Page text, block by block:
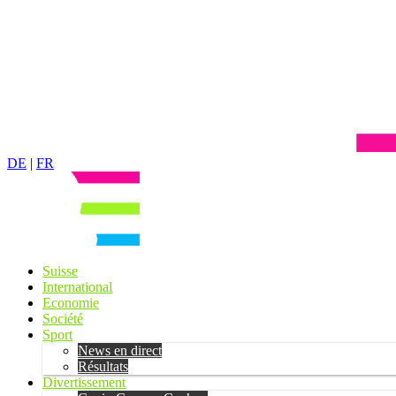
DE | FR
Suisse
International
Economie
Société
Sport
News en direct
Résultats
Divertissement